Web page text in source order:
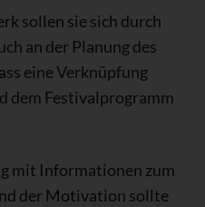
sollen sie sich durch
an der Planung des
eine Verknüpfung
dem Festivalprogramm
mit Informationen zum
der Motivation sollte